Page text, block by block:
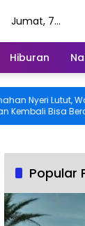
Jumat, 7
Hiburan
Lutut, Warga
Bisa
Ditanggung BPJS
Popular